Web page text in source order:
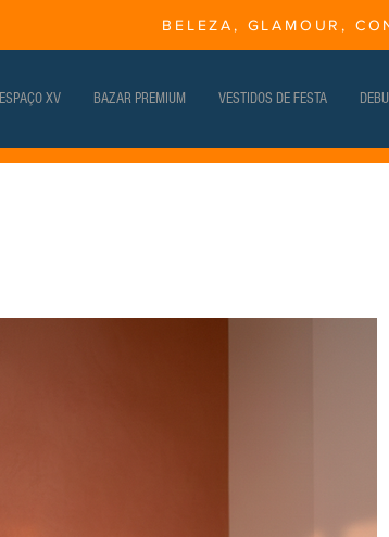
BELEZA, GLAMOUR,
ESPAÇO XV BAZAR PREMIUM VESTIDOS DE FESTA